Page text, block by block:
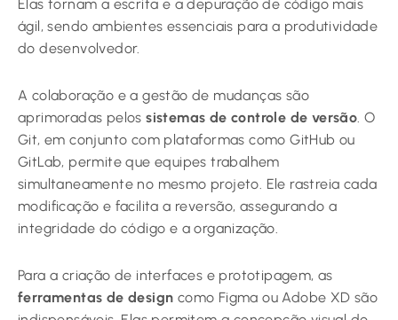
Elas tornam a escrita e a depuração de código mais
ágil, sendo ambientes essenciais para a produtividade
do desenvolvedor.
A colaboração e a gestão de mudanças são
aprimoradas pelossistemas de controle de versão. O
Git, em conjunto com plataformas como GitHub ou
GitLab, permite que equipes trabalhem
simultaneamente no mesmo projeto. Ele rastreia cada
modificação e facilita a reversão, assegurando a
integridade do código e a organização.
Para a criação de interfaces e prototipagem, as
ferramentas de design como Figma ou Adobe XD são